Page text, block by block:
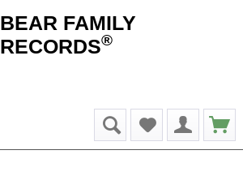
BEAR FAMILY
RECORDS®